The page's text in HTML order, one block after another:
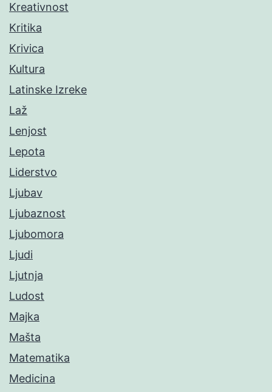
Kreativnost
Kritika
Krivica
Kultura
Latinske Izreke
Laž
Lenjost
Lepota
Liderstvo
Ljubav
Ljubaznost
Ljubomora
Ljudi
Ljutnja
Ludost
Majka
Mašta
Matematika
Medicina